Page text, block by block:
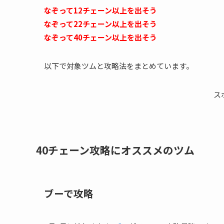
なぞって12チェーン以上を出そう
なぞって22チェーン以上を出そう
なぞって40チェーン以上を出そう
以下で対象ツムと攻略法をまとめています。
ス
40チェーン攻略にオススメのツム
ブーで攻略